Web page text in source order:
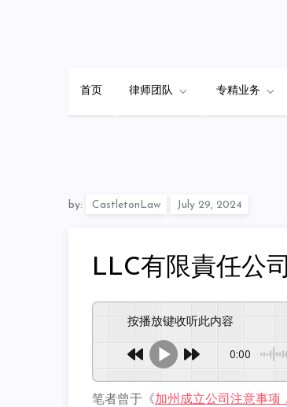
首页 律师团队 专精业务
by: CastletonLaw
LLC有限責任公
按播放键收听此内容
0:00
笔者曾于《加州成立公司注意事项